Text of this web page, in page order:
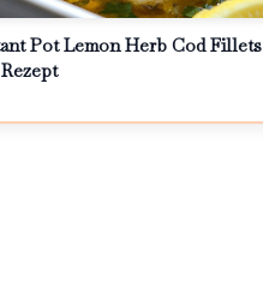
Pot Lemon Herb Cod Fillets